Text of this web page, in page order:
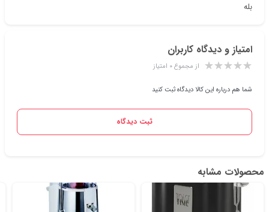
بله
امتیاز و دیدگاه کاربران
از مجموع ۰ امتیاز
شما هم درباره این کالا دیدگاه ثبت کنید
ثبت دیدگاه
محصولات مشابه